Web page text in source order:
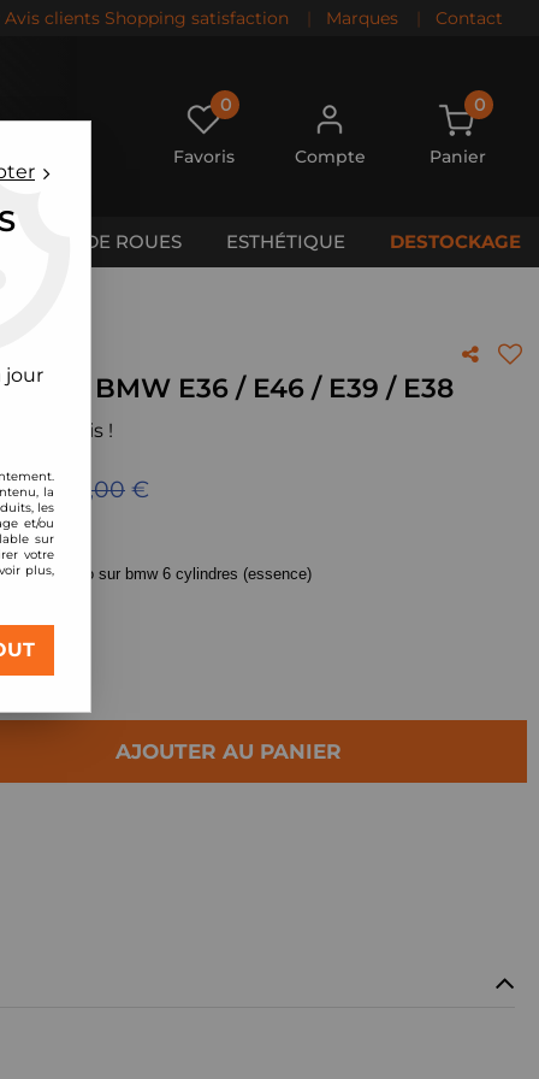
Avis clients Shopping satisfaction | Marques | Contact
0
Favoris Compte
0
Panier
CALES DE ROUES ESTHÉTIQUE DESTOCKAGE
BMW E36 / E46 / E39 / E38
votre avis !
de299,00 €
turbo sur bmw 6 cylindres (essence)
AJOUTER AU PANIER
jour
la
les
et/ou
sur
votre
plus,